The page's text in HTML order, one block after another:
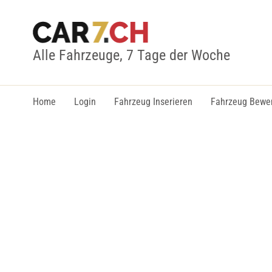
Alle Fahrzeuge, 7 Tage der Woche
Home Login Fahrzeug Inserieren Fahrzeug